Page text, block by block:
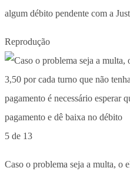
algum débito pendente com a
Reprodução
5 de 13
Caso o problema seja a multa, o